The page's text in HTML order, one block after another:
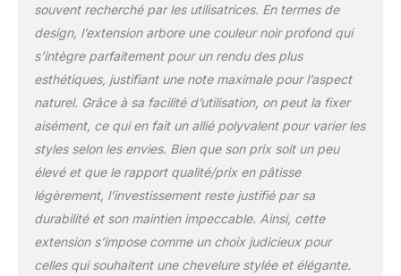
l'extension sur votre tête
cheveux sont environ 2
cm plus longs que la
longueur marquée, ce
qui vous permet de les
appropriée
souvent recherché par les utilisatrices. En termes de
design, l’extension arbore une couleur noir profond qui
s’intègre parfaitement pour un rendu des plus
esthétiques, justifiant une note maximale pour l’aspect
naturel. Grâce à sa facilité d’utilisation, on peut la fixer
aisément, ce qui en fait un allié polyvalent pour varier les
styles selon les envies. Bien que son prix soit un peu
élevé et que le rapport qualité/prix en pâtisse
légèrement, l’investissement reste justifié par sa
durabilité et son maintien impeccable. Ainsi, cette
extension s’impose comme un choix judicieux pour
celles qui souhaitent une chevelure stylée et élégante.